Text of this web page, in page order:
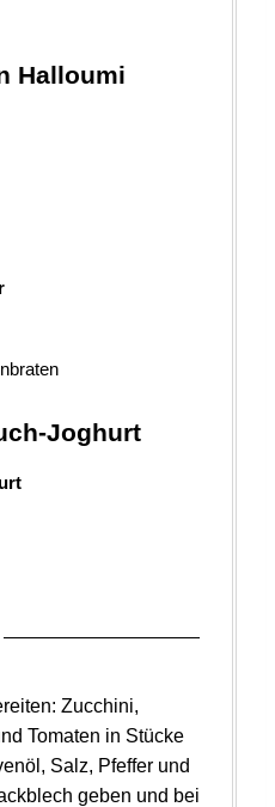
Halloumi
Joghurt
Zucchini,
Tomaten in Stücke
Salz, Pfeffer und
geben und bei